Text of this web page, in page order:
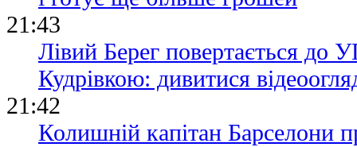
21:43
Лівий Берег повертається до
Кудрівкою: дивитися
21:42
Колишній капітан Барселони